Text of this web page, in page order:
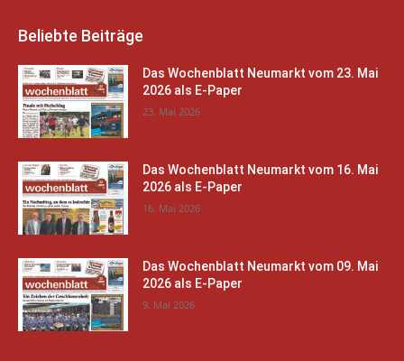
Beliebte Beiträge
Das Wochenblatt Neumarkt vom 23. Mai
2026 als E-Paper
23. Mai 2026
Das Wochenblatt Neumarkt vom 16. Mai
2026 als E-Paper
16. Mai 2026
Das Wochenblatt Neumarkt vom 09. Mai
2026 als E-Paper
9. Mai 2026